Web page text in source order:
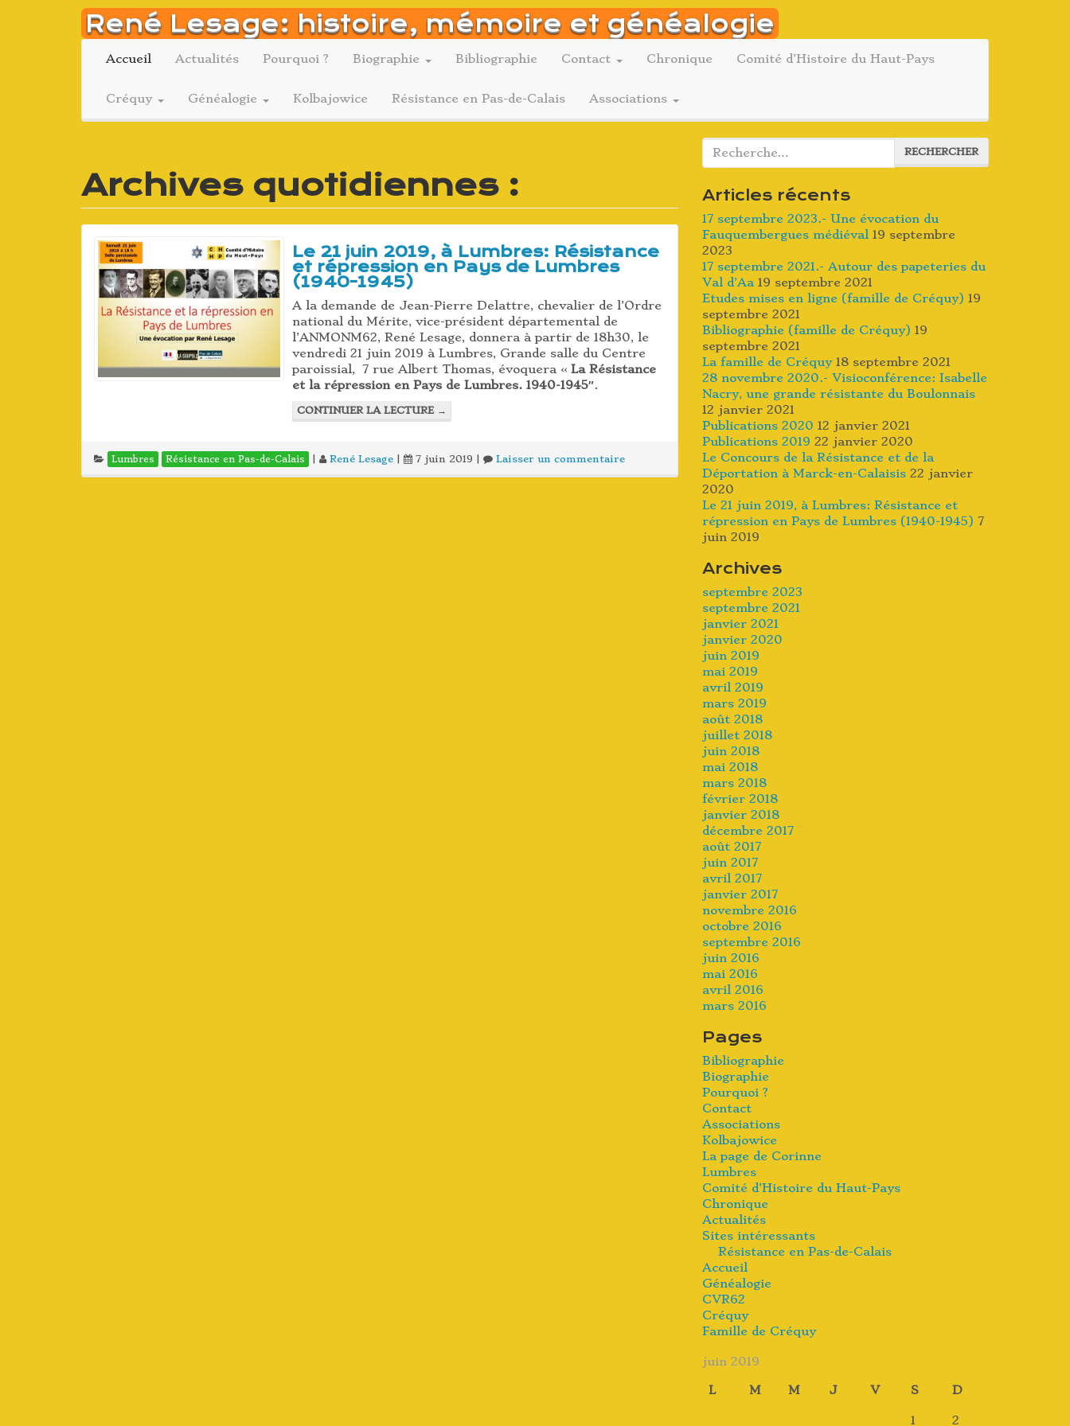
René Lesage: histoire, mémoire et généalogie
Accueil Actualités Pourquoi ? Biographie Bibliographie Contact Chronique Comité d’Histoire du Haut-Pays
Créquy Généalogie Kolbajowice Résistance en Pas-de-Calais Associations
Archives quotidiennes :
Le 21 juin 2019, à Lumbres: Résistance
et répression en Pays de Lumbres
(1940-1945)
A la demande de Jean-Pierre Delattre, chevalier de l’Ordre
national du Mérite, vice-président départemental de
l’ANMONM62, René Lesage, donnera à partir de 18h30, le
vendredi 21 juin 2019 à Lumbres, Grande salle du Centre
paroissial, 7 rue Albert Thomas, évoquera «La Résistance
et la répression en Pays de Lumbres. 1940-1945″.
CONTINUER LA LECTURE →
Lumbres Résistance en Pas-de-Calais René Lesage 7 juin 2019 Laisser un commentaire
Rechercher :
RECHERCHER
Articles récents
17 septembre 2023.- Une évocation du
Fauquembergues médiéval 19 septembre
2023
17 septembre 2021.- Autour des papeteries du
Val d’Aa 19 septembre 2021
Etudes mises en ligne (famille de Créquy) 19
septembre 2021
Bibliographie (famille de Créquy) 19
septembre 2021
La famille de Créquy 18 septembre 2021
28 novembre 2020.- Visioconférence: Isabelle
Nacry, une grande résistante du Boulonnais
12 janvier 2021
Publications 2020 12 janvier 2021
Publications 2019 22 janvier 2020
Le Concours de la Résistance et de la
Déportation à Marck-en-Calaisis 22 janvier
2020
Le 21 juin 2019, à Lumbres: Résistance et
répression en Pays de Lumbres (1940-1945) 7
juin 2019
Archives
septembre 2023
septembre 2021
janvier 2021
janvier 2020
juin 2019
mai 2019
avril 2019
mars 2019
août 2018
juillet 2018
juin 2018
mai 2018
mars 2018
février 2018
janvier 2018
décembre 2017
août 2017
juin 2017
avril 2017
janvier 2017
novembre 2016
octobre 2016
septembre 2016
juin 2016
mai 2016
avril 2016
mars 2016
Pages
Bibliographie
Biographie
Pourquoi ?
Contact
Associations
Kolbajowice
La page de Corinne
Lumbres
Comité d’Histoire du Haut-Pays
Chronique
Actualités
Sites intéressants
Résistance en Pas-de-Calais
Accueil
Généalogie
CVR62
Créquy
Famille de Créquy
juin 2019
L
M M J V S D
1 2